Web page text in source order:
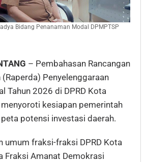
Bidang Penanaman Modal DPMPTSP
– Pembahasan Rancangan
Penyelenggaraan
Tahun 2026 di DPRD Kota
kesiapan pemerintah
potensi investasi daerah.
umum fraksi-fraksi DPRD Kota
Fraksi Amanat Demokrasi